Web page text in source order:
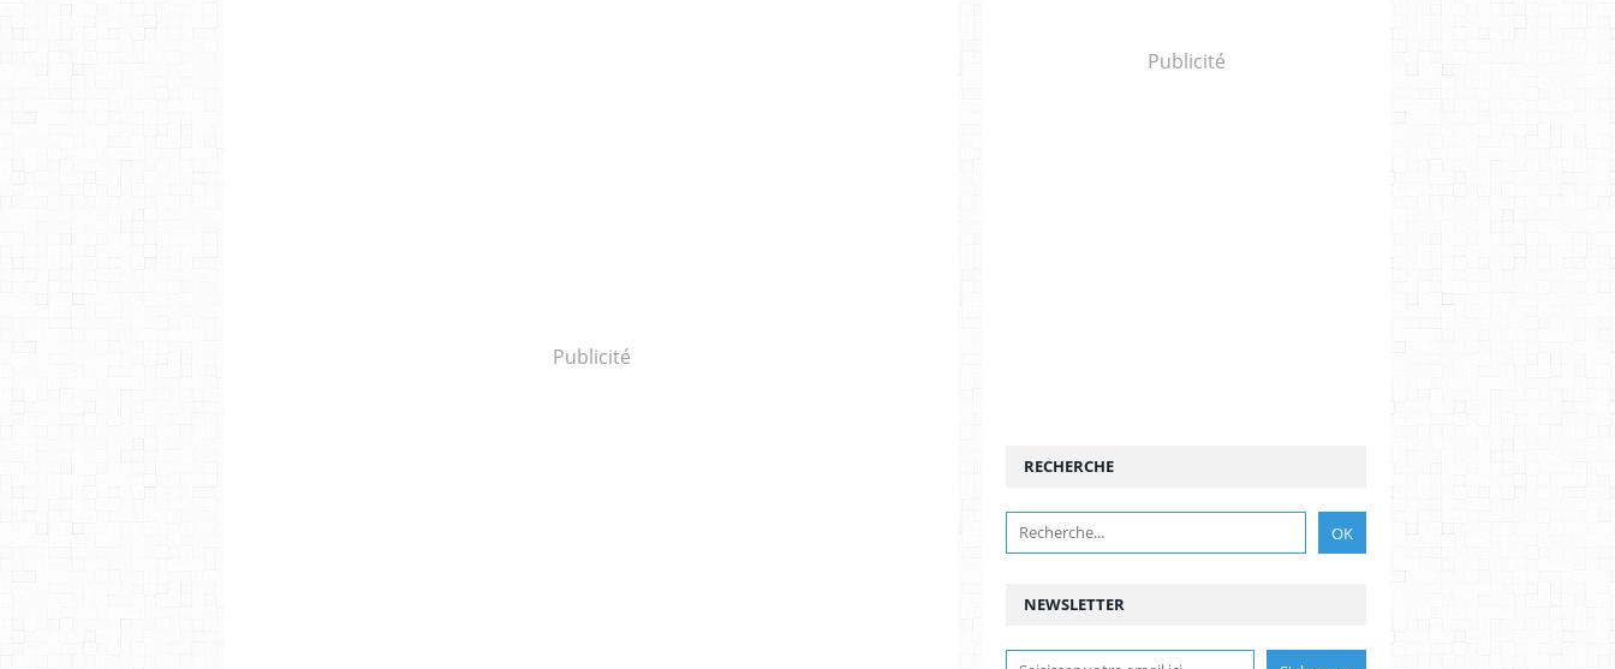
Publicité
Publicité
NEWSLETTER
RECHERCHE